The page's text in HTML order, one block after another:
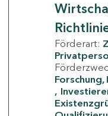
Förderart: